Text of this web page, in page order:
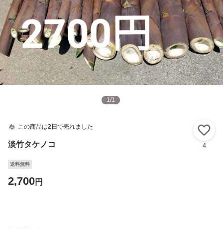
1/1
この商品は2日 で売れました
淡竹タケノコ 4
送料無料
2,700円